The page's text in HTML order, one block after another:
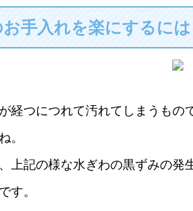
手入れを楽にするには
経つにつれて汚れてしまうもの
。
上記の様な水ぎわの黒ずみの発
す。